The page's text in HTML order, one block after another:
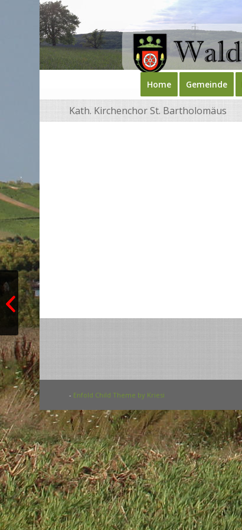
Home Gemeinde
Kath. Kirchenchor St. Bartholomäus
- Enfold Child Theme by Kriesi
Gesangverein 1862 e. V. TOTAL
VOKAL